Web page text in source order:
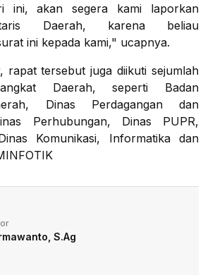
ini, akan segera kami laporkan
Daerah, karena beliau
ini kepada kami," ucapnya.
rapat tersebut juga diikuti sejumlah
Daerah, seperti Badan
Dinas Perdagangan dan
Perhubungan, Dinas PUPR,
Komunikasi, Informatika dan
S.Ag